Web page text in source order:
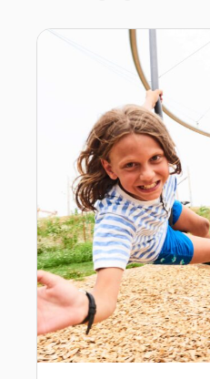
Zur Detailseite von